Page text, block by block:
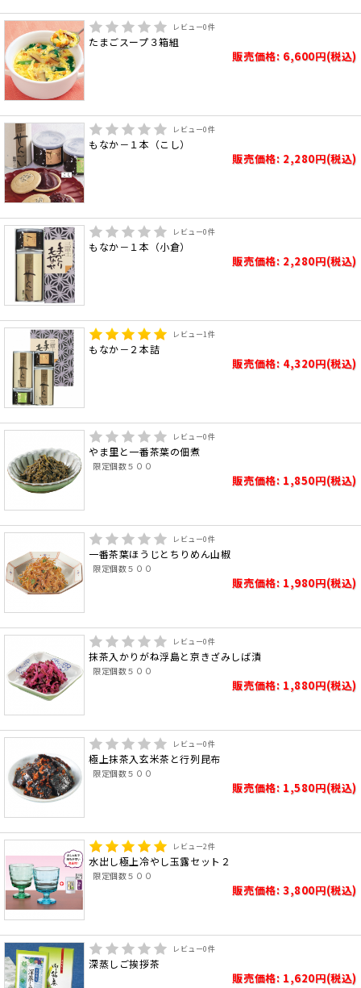
レビュー0件
たまごスープ３箱組
販売価格: 6,600円(税込)
レビュー0件
もなか－１本（こし）
販売価格: 2,280円(税込)
レビュー0件
もなか－１本（小倉）
販売価格: 2,280円(税込)
レビュー1件
もなか－２本詰
販売価格: 4,320円(税込)
レビュー0件
やま里と一番茶葉の佃煮
限定個数５００
販売価格: 1,850円(税込)
レビュー0件
一番茶葉ほうじとちりめん山椒
限定個数５００
販売価格: 1,980円(税込)
レビュー0件
抹茶入かりがね浮島と京きざみしば漬
限定個数５００
販売価格: 1,880円(税込)
レビュー0件
極上抹茶入玄米茶と行列昆布
限定個数５００
販売価格: 1,580円(税込)
レビュー2件
水出し極上冷やし玉露セット２
限定個数５００
販売価格: 3,800円(税込)
レビュー0件
深蒸しご挨拶茶
販売価格: 1,620円(税込)